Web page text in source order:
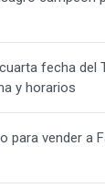
fecha del
y horarios
para vender a